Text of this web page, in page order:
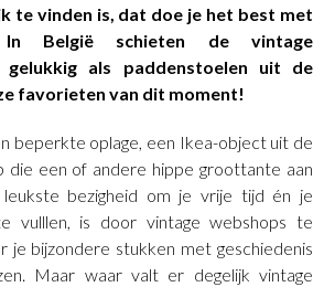
te vinden is, dat doe je het best met
In België schieten de vintage
gelukkig als paddenstoelen uit de
favorieten van dit moment!
beperkte oplage, een Ikea-object uit de
die een of andere hippe groottante aan
bezigheid om je vrije tijd én je
vulllen, is door vintage webshops te
je bijzondere stukken met geschiedenis
Maar waar valt er degelijk vintage